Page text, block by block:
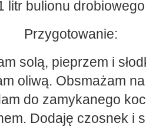
litr bulionu drobiowego
Przygotowanie:
solą, pieprzem i
oliwą. Obsmażam
do zamykanego
Dodaję czosnek i